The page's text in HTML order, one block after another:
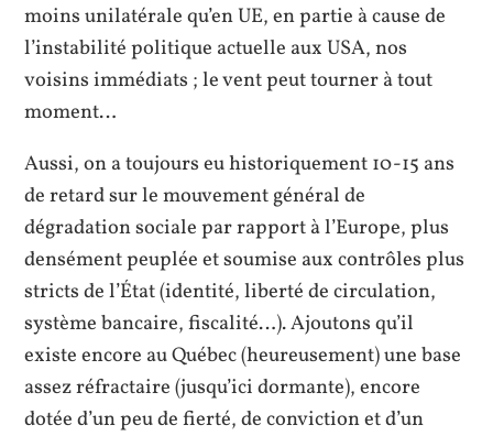
moins unilatérale qu’en UE, en partie à cause de
l’instabilité politique actuelle aux USA, nos
voisins immédiats ; le vent peut tourner à tout
moment…
Aussi, on a toujours eu historiquement 10-15 ans
de retard sur le mouvement général de
dégradation sociale par rapport à l’Europe, plus
densément peuplée et soumise aux contrôles plus
stricts de l’État (identité, liberté de circulation,
système bancaire, fiscalité…). Ajoutons qu’il
existe encore au Québec (heureusement) une base
assez réfractaire (jusqu’ici dormante), encore
dotée d’un peu de fierté, de conviction et d’un